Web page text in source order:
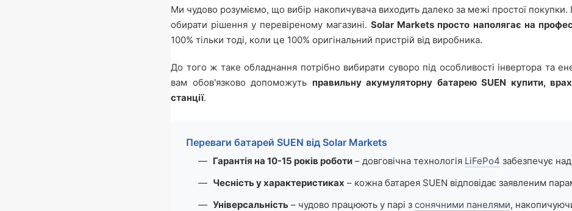
Ми чудово розуміємо, що вибір накопичувача виходить далеко за межі простої
обирати рішення у перевіреному магазині.Solar Markets просто наполягає на
100% тільки тоді, коли це 100% оригінальний пристрій від виробника.
До того ж таке обладнання потрібно вибирати суворо під особливості інвертора та
вам обов'язково допоможуть правильну акумуляторну батарею SUEN купити,
станції.
Переваги батарей SUEN від Solar Markets
Гарантія на 10-15 років роботи – довговічна технологія LiFePo4 забезпечує
Чесність у характеристиках – кожна батарея SUEN відповідає заявленим
Універсальність – чудово працюють у парі з сонячними панелями,